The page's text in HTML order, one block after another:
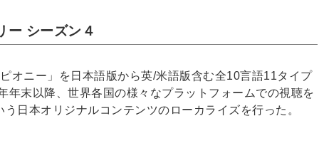
ー シーズン４
オニー」を日本語版から英/米語版含む全10言語11タイプ
年末以降、世界各国の様々なプラットフォームでの視聴を
日本オリジナルコンテンツのローカライズを行った。